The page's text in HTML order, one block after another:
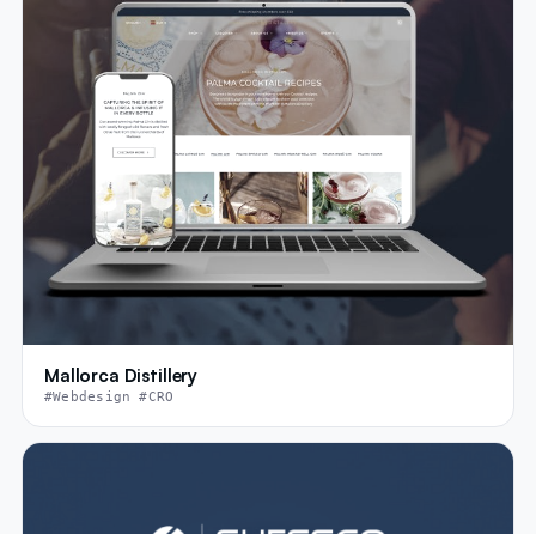
Mallorca Distillery
#Webdesign #CRO